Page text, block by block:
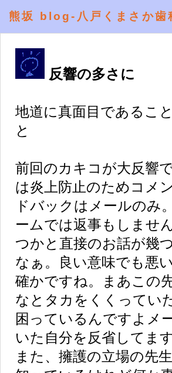
熊坂 blog-八戸くまさか
反響の多さに
地道に真面目であるこ
と
前回のカキコが大反響
は炎上防止のためコメ
ドバックはメールのみ
ームでは返事もしませ
つかと直接のお話が幾
なぁ。良い意味でも悪
確かですね。まあこの
なとタカをくくってい
困っているんですよメ
いた自分を反省してます
また、擁護の立場の先